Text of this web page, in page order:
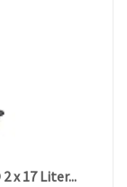
x 17 Liter...